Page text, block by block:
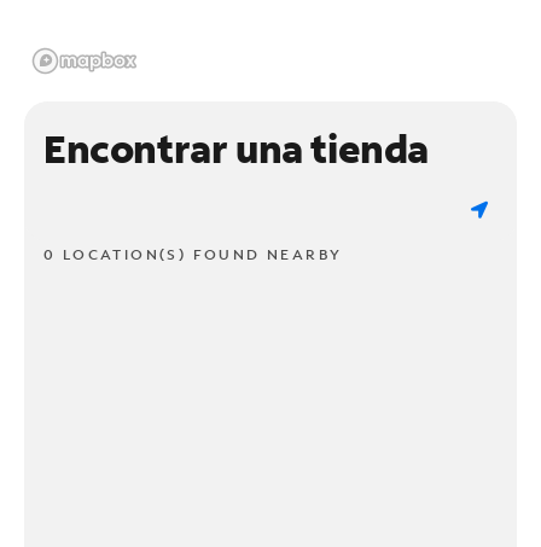
Encontrar una tienda
0 LOCATION(S) FOUND NEARBY